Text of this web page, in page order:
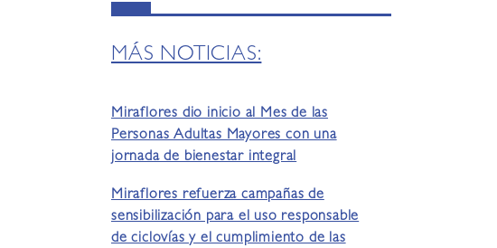
MÁS NOTICIAS:
Miraflores dio inicio al Mes de las
Personas Adultas Mayores con una
jornada de bienestar integral
Miraflores refuerza campañas de
sensibilización para el uso responsable
de ciclovías y el cumplimiento de las